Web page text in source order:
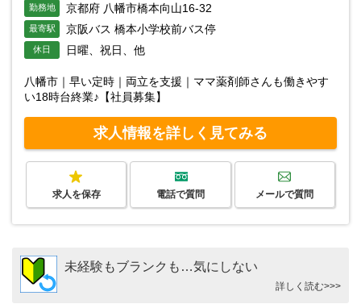
勤務地 京都府 八幡市橋本向山16-32
最寄駅 京阪バス 橋本小学校前バス停
休日 日曜、祝日、他
八幡市｜早い定時｜両立を支援｜ママ薬剤師さんも働きやす
い18時台終業♪【社員募集】
求人情報を詳しく見てみる
求人を保存 電話で質問 メールで質問
未経験もブランクも…気にしない
詳しく読む>>>